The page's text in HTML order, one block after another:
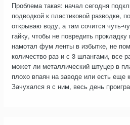
Проблема такая: начал сегодня
подводкой к пластиковой разводке,
открываю воду, а там сочится чуть-
гайку, чтобы не повредить
намотал фум ленты в избытке, не
количество раз и с 3 шлангами, все
может ли металлический штуцер в
плохо впаян на заводе или есть еще
Зачухался я с ним, весь день